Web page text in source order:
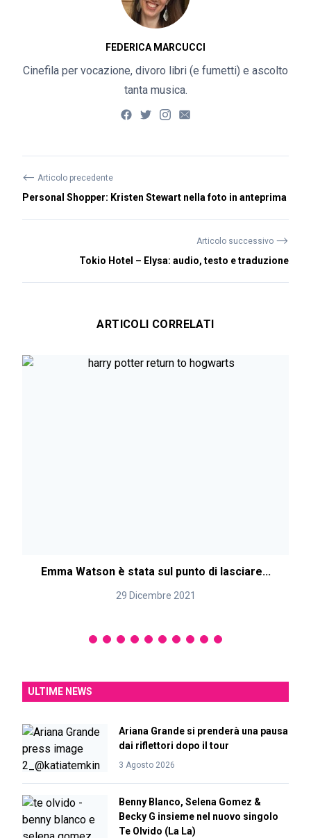
FEDERICA MARCUCCI
Cinefila per vocazione, divoro libri (e fumetti) e ascolto
tanta musica.
⟵ Articolo precedente
Personal Shopper: Kristen Stewart nella foto in anteprima
Articolo successivo ⟶
Tokio Hotel – Elysa: audio, testo e traduzione
ARTICOLI CORRELATI
Emma Watson è stata sul punto di lasciare...
29 Dicembre 2021
ULTIME NEWS
Ariana Grande si prenderà una pausa
dai riflettori dopo il tour
3 Agosto 2026
Benny Blanco, Selena Gomez &
Becky G insieme nel nuovo singolo
Te Olvido (La La)